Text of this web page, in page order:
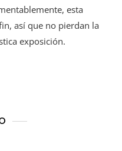
Cuentos
Mágicos
esta
así que no pierdan la
exposición.